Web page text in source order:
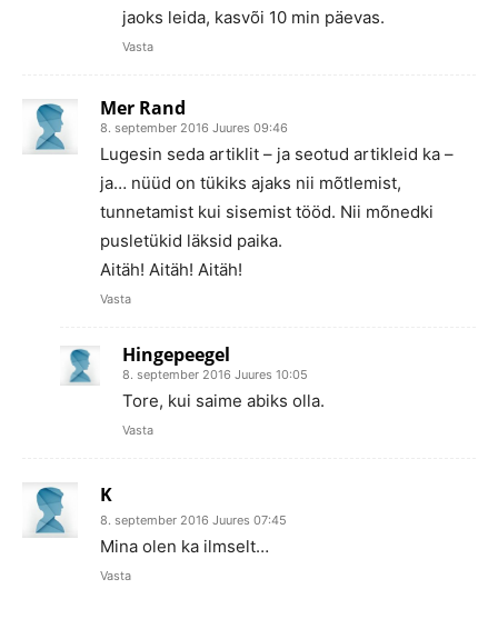
jaoks leida, kasvõi 10 min päevas.
Vasta
Mer Rand
8. september 2016 Juures 09:46
Lugesin seda artiklit – ja seotud artikleid ka –
ja… nüüd on tükiks ajaks nii mõtlemist,
tunnetamist kui sisemist tööd. Nii mõnedki
pusletükid läksid paika.
Aitäh! Aitäh! Aitäh!
Vasta
Hingepeegel
8. september 2016 Juures 10:05
Tore, kui saime abiks olla.
Vasta
K
8. september 2016 Juures 07:45
Mina olen ka ilmselt…
Vasta